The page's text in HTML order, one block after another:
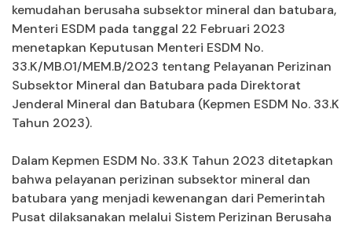
kemudahan berusaha subsektor mineral dan batubara,
Menteri ESDM pada tanggal 22 Februari 2023
menetapkan Keputusan Menteri ESDM No.
33.K/MB.01/MEM.B/2023 tentang Pelayanan Perizinan
Subsektor Mineral dan Batubara pada Direktorat
Jenderal Mineral dan Batubara (Kepmen ESDM No. 33.K
Tahun 2023).
Dalam Kepmen ESDM No. 33.K Tahun 2023 ditetapkan
bahwa pelayanan perizinan subsektor mineral dan
batubara yang menjadi kewenangan dari Pemerintah
Pusat dilaksanakan melalui Sistem Perizinan Berusaha